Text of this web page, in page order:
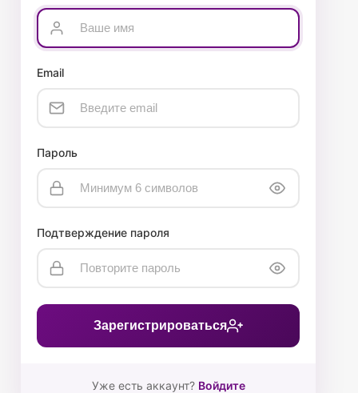
Email
Пароль
Подтверждение пароля
Зарегистрироваться
Уже есть аккаунт? Войдите